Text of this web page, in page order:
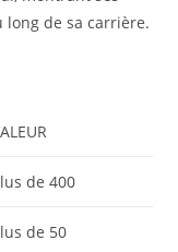
long de sa carrière.
de 400
de 50